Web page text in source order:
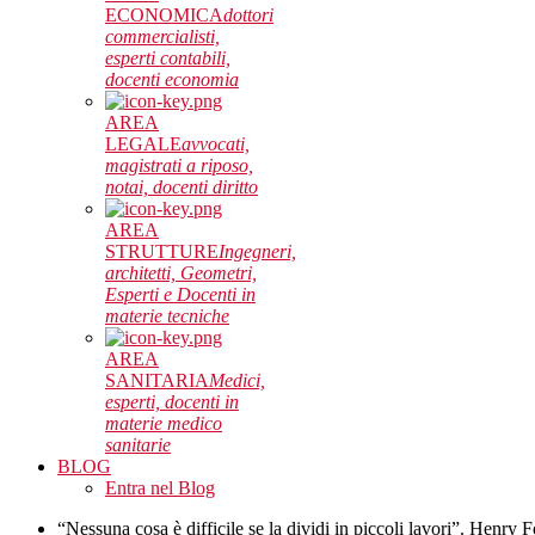
ECONOMICAdottori
commercialisti,
esperti contabili,
docenti economia
AREA
LEGALEavvocati,
magistrati a riposo,
notai, docenti diritto
AREA
STRUTTUREIngegneri,
architetti, Geometri,
Esperti e Docenti in
materie tecniche
AREA
SANITARIAMedici,
esperti, docenti in
materie medico
sanitarie
BLOG
Entra nel Blog
“Nessuna cosa è difficile se la dividi in piccoli lavori”. Henry